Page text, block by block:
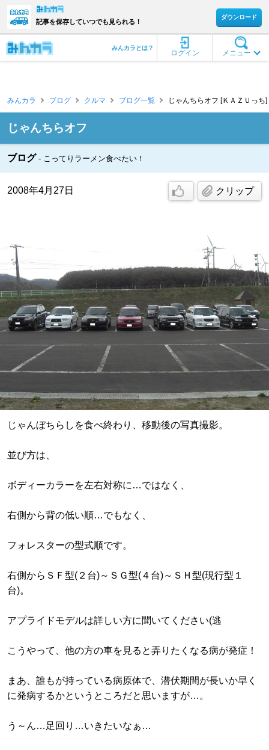
記事を保存していつでも見られる！
ダウンロード
メニュー
ログイン
みんカラとは？
みんカラ ブログ クルマ ブログ一覧 じゃんちらオフ [ＫＡＺＵっち]
じゃんちらオフ
ブログ こってりラーメン食べたい！
2008年4月27日 クリップ
じゃんぼちらしを食べ終わり、移動後の写真撮影。
並び方は、
ボディーカラーを左右対称に…ではなく、
右側から背の低い順…でもなく、
フォレスターの型式順です。
右側からＳＦ型(２台)～ＳＧ型(４台)～ＳＨ型(現行型１
台)。
アプライドモデルは詳しい方に聞いてください(逃
こうやって、他の方の車を見ると弄りたくなる病が発症！
まあ、誰もが持っている病原体で、潜伏期間が長いか早く
に発病するかというところだと思いますが…。
う～ん…足回り…いきたいなぁ…